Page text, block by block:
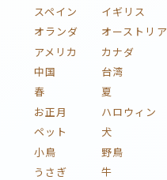
スペイン
イギリス
オランダ
オーストリア
アメリカ
カナダ
中国
台湾
春
夏
お正月
ハロウィン
ペット
犬
小鳥
野鳥
うさぎ
牛